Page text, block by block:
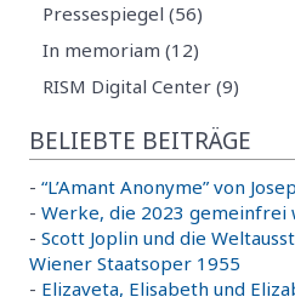
Pressespiegel (56)
In memoriam (12)
RISM Digital Center (9)
BELIEBTE BEITRÄGE
- “L’Amant Anonyme” von
- Werke, die 2023 gemeinfrei
- Scott Joplin und die
Wiener Staatsoper 1955
- Elizaveta, Elisabeth und